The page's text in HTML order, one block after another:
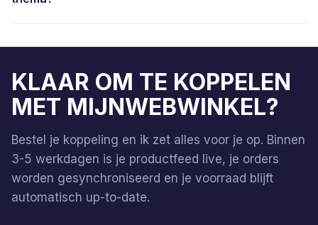
KLAAR OM TE KOPPELEN
MET MIJNWEBWINKEL?
Bestel je koppeling en ik zet alles voor je op. Binnen
3-5 werkdagen is je productfeed live, je orders
worden gesynchroniseerd en je voorraad blijft
automatisch up-to-date.